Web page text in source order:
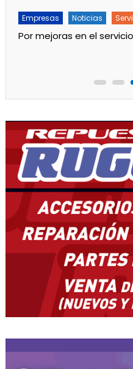
Empresas Noticias
Por mejoras en el